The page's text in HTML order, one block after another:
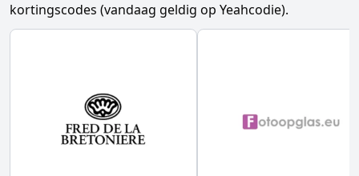
kortingscodes (vandaag geldig op Yeahcodie).